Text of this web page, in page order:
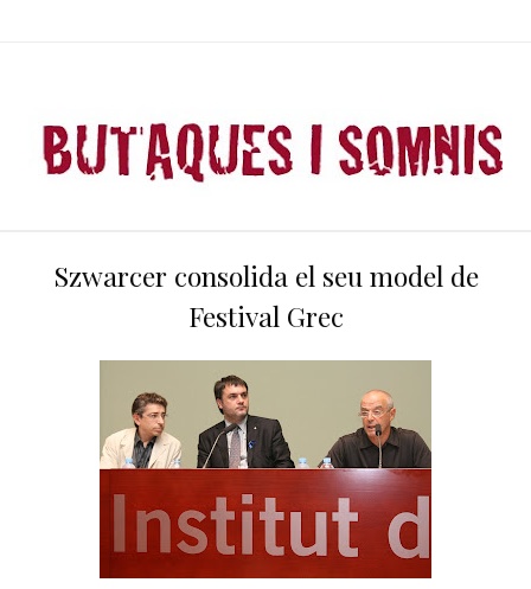
Szwarcer consolida el seu model de
Festival Grec